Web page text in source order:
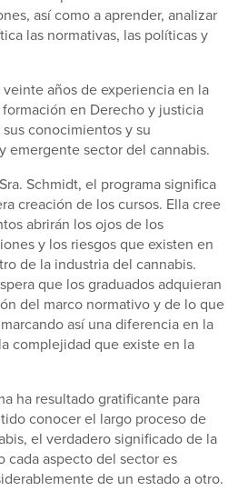
así como a aprender, analizar
las normativas, las políticas y
años de experiencia en la
en Derecho y justicia
conocimientos y su
emergente sector del cannabis.
Schmidt, el programa significa
creación de los cursos. Ella cree
abrirán los ojos de los
y los riesgos que existen en
de la industria del cannabis.
que los graduados adquieran
del marco normativo y de lo que
así una diferencia en la
complejidad que existe en la
ha resultado gratificante para
conocer el largo proceso de
el verdadero significado de la
cada aspecto del sector es
de un estado a otro.